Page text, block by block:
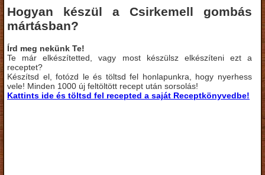
Hogyan készül a Csirkemell gombás
mártásban?
Írd meg nekünk Te!
Te már elkészítetted, vagy most készülsz elkészíteni ezt a
receptet?
Készítsd el, fotózd le és töltsd fel honlapunkra, hogy nyerhess
vele! Minden 1000 új feltöltött recept után sorsolás!
Kattints ide és töltsd fel recepted a saját Receptkönyvedbe!